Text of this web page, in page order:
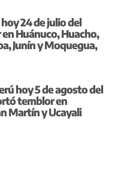
24 de julio del
Huánuco, Huacho,
Junín y Moquegua,
hoy 5 de agosto del
temblor en
Martín y Ucayali